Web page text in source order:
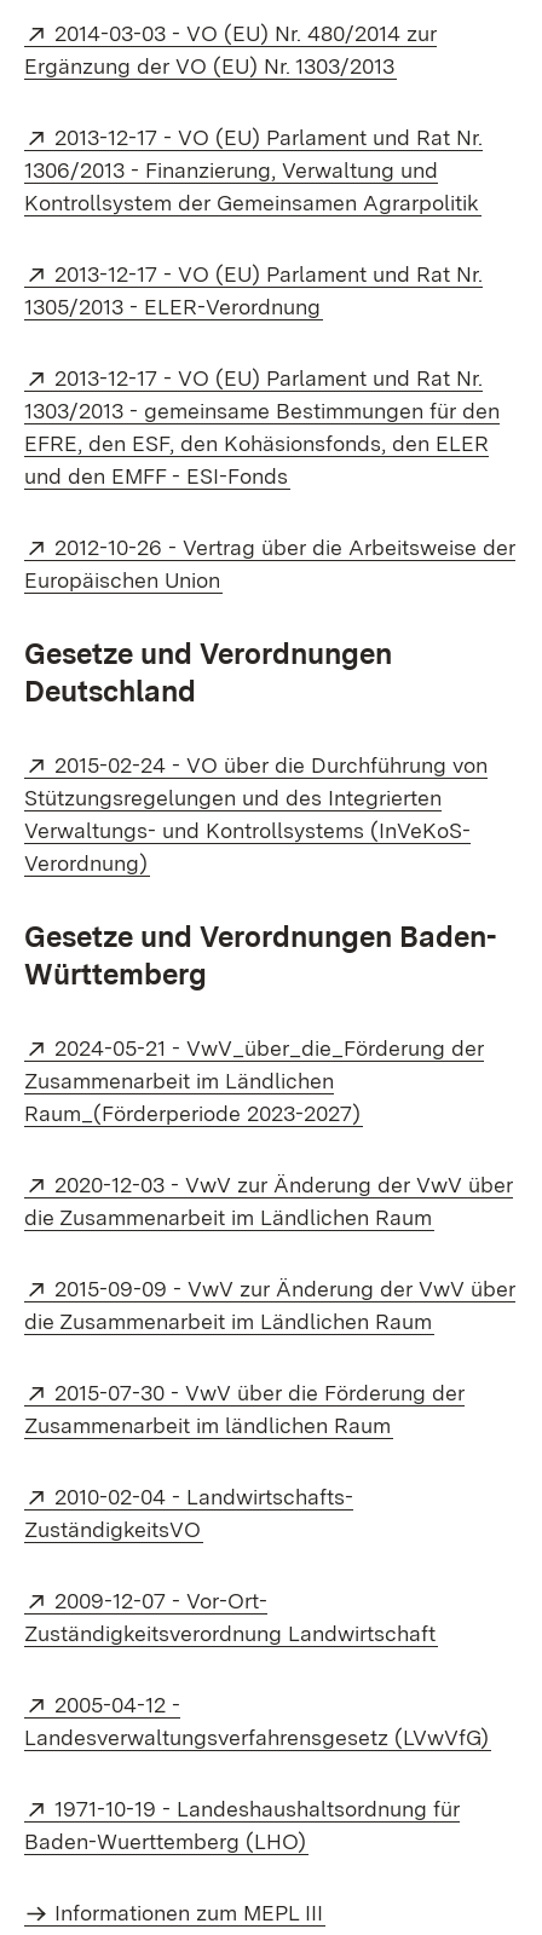
Extern:
2014-03-03 - VO (EU) Nr. 480/2014 zur
Ergänzung der VO (EU) Nr. 1303/2013
Extern:
2013-12-17 - VO (EU) Parlament und Rat Nr.
1306/2013 - Finanzierung, Verwaltung und
Kontrollsystem der Gemeinsamen Agrarpolitik
Extern:
2013-12-17 - VO (EU) Parlament und Rat Nr.
1305/2013 - ELER-Verordnung
Extern:
2013-12-17 - VO (EU) Parlament und Rat Nr.
1303/2013 - gemeinsame Bestimmungen für den
EFRE, den ESF, den Kohäsionsfonds, den ELER
und den EMFF - ESI-Fonds
Extern:
2012-10-26 - Vertrag über die Arbeitsweise der
Europäischen Union
Gesetze und Verordnungen
Deutschland
Extern:
2015-02-24 - VO über die Durchführung von
Stützungsregelungen und des Integrierten
Verwaltungs- und Kontrollsystems (InVeKoS-
Verordnung)
Gesetze und Verordnungen Baden-
Württemberg
Extern:
2024-05-21 - VwV_über_die_Förderung der
Zusammenarbeit im Ländlichen
Raum_(Förderperiode 2023-2027)
Extern:
2020-12-03 - VwV zur Änderung der VwV über
die Zusammenarbeit im Ländlichen Raum
Extern:
2015-09-09 - VwV zur Änderung der VwV über
die Zusammenarbeit im Ländlichen Raum
Extern:
2015-07-30 - VwV über die Förderung der
Zusammenarbeit im ländlichen Raum
Extern:
2010-02-04 - Landwirtschafts-
ZuständigkeitsVO
Extern:
2009-12-07 - Vor-Ort-
Zuständigkeitsverordnung Landwirtschaft
Extern:
2005-04-12 -
Landesverwaltungsverfahrensgesetz (LVwVfG)
Extern:
1971-10-19 - Landeshaushaltsordnung für
Baden-Wuerttemberg (LHO)
Informationen zum MEPL III